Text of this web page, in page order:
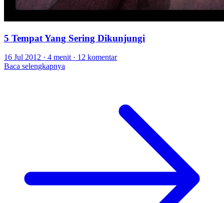
5 Tempat Yang Sering Dikunjungi
16 Jul 2012 · 4 menit · 12 komentar
Baca selengkapnya